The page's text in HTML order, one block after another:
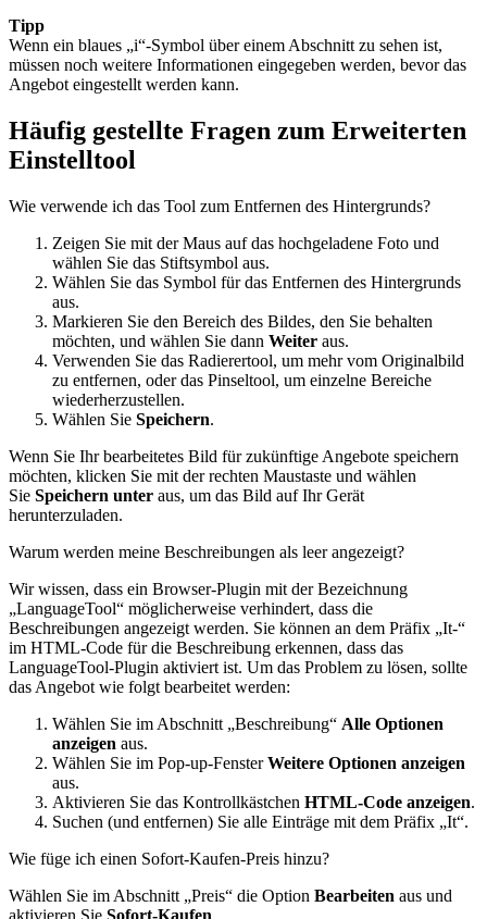
Tipp
Wenn ein blaues „i“-Symbol über einem Abschnitt zu sehen ist,
müssen noch weitere Informationen eingegeben werden, bevor das
Angebot eingestellt werden kann.
Häufig gestellte Fragen zum Erweiterten
Einstelltool
Wie verwende ich das Tool zum Entfernen des Hintergrunds?
Zeigen Sie mit der Maus auf das hochgeladene Foto und
wählen Sie das Stiftsymbol aus.
Wählen Sie das Symbol für das Entfernen des Hintergrunds
aus.
Markieren Sie den Bereich des Bildes, den Sie behalten
möchten, und wählen Sie dann Weiter aus.
Verwenden Sie das Radierertool, um mehr vom Originalbild
zu entfernen, oder das Pinseltool, um einzelne Bereiche
wiederherzustellen.
Wählen Sie Speichern.
Wenn Sie Ihr bearbeitetes Bild für zukünftige Angebote speichern
möchten, klicken Sie mit der rechten Maustaste und wählen
Sie Speichern unter aus, um das Bild auf Ihr Gerät
herunterzuladen.
Warum werden meine Beschreibungen als leer angezeigt?
Wir wissen, dass ein Browser-Plugin mit der Bezeichnung
„LanguageTool“ möglicherweise verhindert, dass die
Beschreibungen angezeigt werden. Sie können an dem Präfix „It-“
im HTML-Code für die Beschreibung erkennen, dass das
LanguageTool-Plugin aktiviert ist. Um das Problem zu lösen, sollte
das Angebot wie folgt bearbeitet werden:
Wählen Sie im Abschnitt „Beschreibung“ Alle Optionen
anzeigen aus.
Wählen Sie im Pop-up-FensterWeitere Optionen anzeigen
aus.
Aktivieren Sie das Kontrollkästchen HTML-Code anzeigen.
Suchen (und entfernen) Sie alle Einträge mit dem Präfix „It“.
Wie füge ich einen Sofort-Kaufen-Preis hinzu?
Wählen Sie im Abschnitt „Preis“ die Option Bearbeiten aus und
aktivieren Sie Sofort-Kaufen.